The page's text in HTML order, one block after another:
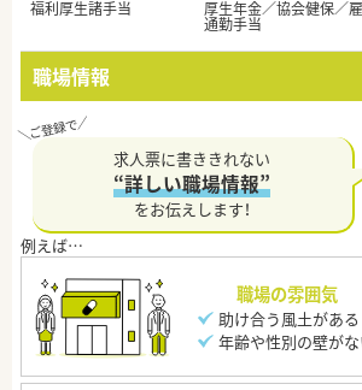
福利厚生諸手当
厚生年金／協会健保／
通勤手当
職場情報
求人票に書ききれない
“詳しい職場情報”
をお伝えします！
職場の雰囲気
助け合う風土がある
年齢や性別の壁が